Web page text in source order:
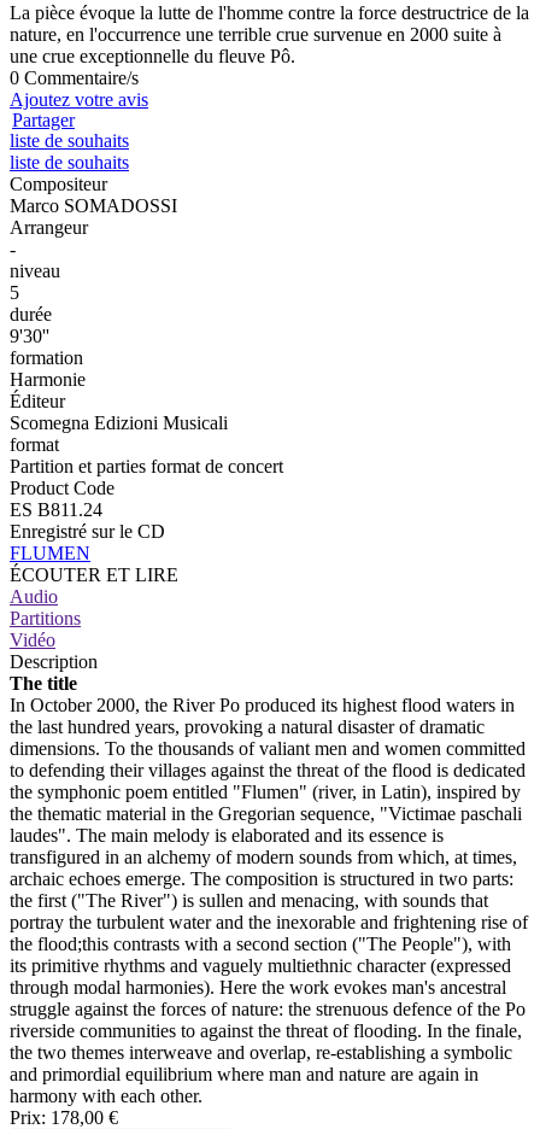
La pièce évoque la lutte de l'homme contre la force destructrice de la
nature, en l'occurrence une terrible crue survenue en 2000 suite à
une crue exceptionnelle du fleuve Pô.
0 Commentaire/s
Ajoutez votre avis
Partager
liste de souhaits
liste de souhaits
Compositeur
Marco SOMADOSSI
Arrangeur
-
niveau
5
durée
9'30''
formation
Harmonie
Éditeur
Scomegna Edizioni Musicali
format
Partition et parties format de concert
Product Code
ES B811.24
Enregistré sur le CD
FLUMEN
ÉCOUTER ET LIRE
Audio
Partitions
Vidéo
Description
The title
In October 2000, the River Po produced its highest flood waters in
the last hundred years, provoking a natural disaster of dramatic
dimensions. To the thousands of valiant men and women committed
to defending their villages against the threat of the flood is dedicated
the symphonic poem entitled "Flumen" (river, in Latin), inspired by
the thematic material in the Gregorian sequence, "Victimae paschali
laudes". The main melody is elaborated and its essence is
transfigured in an alchemy of modern sounds from which, at times,
archaic echoes emerge. The composition is structured in two parts:
the first ("The River") is sullen and menacing, with sounds that
portray the turbulent water and the inexorable and frightening rise of
the flood;this contrasts with a second section ("The People"), with
its primitive rhythms and vaguely multiethnic character (expressed
through modal harmonies). Here the work evokes man's ancestral
struggle against the forces of nature: the strenuous defence of the Po
riverside communities to against the threat of flooding. In the finale,
the two themes interweave and overlap, re-establishing a symbolic
and primordial equilibrium where man and nature are again in
harmony with each other.
Prix: 178,00 €